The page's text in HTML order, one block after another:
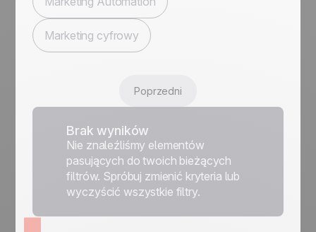
Marketing cyfrowy
Poprzedni
Brak wyników
Nie znaleźliśmy elementów
pasujących do twoich bieżących
filtrów. Spróbuj zmienić kryteria lub
wyczyścić wszystkie filtry.